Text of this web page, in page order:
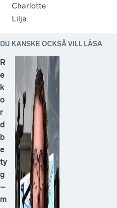
Charlotte
Lilja.
DU KANSKE OCKSÅ VILL LÄSA
R
e
k
o
r
d
b
e
ty
g
–
m